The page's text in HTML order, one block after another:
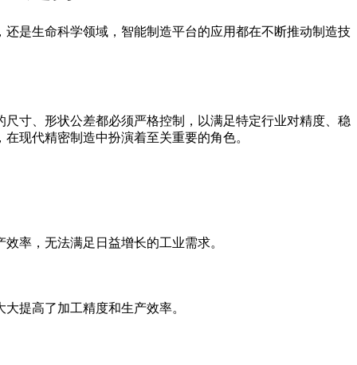
是生命科学领域，智能制造平台的应用都在不断推动制造技
寸、形状公差都必须严格控制，以满足特定行业对精度、稳
现代精密制造中扮演着至关重要的角色。
率，无法满足日益增长的工业需求。
提高了加工精度和生产效率。